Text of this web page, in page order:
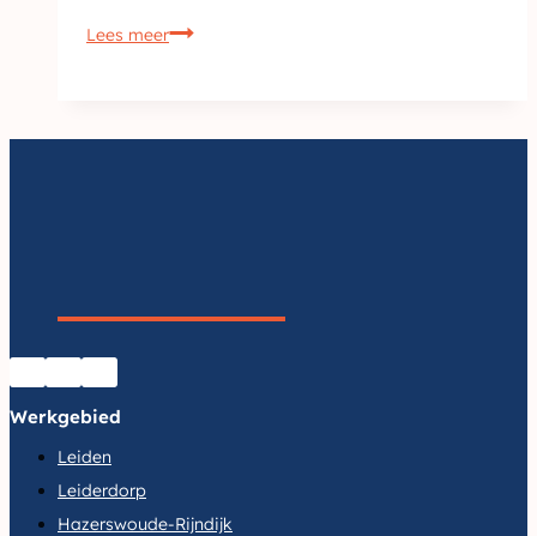
Lees meer
De
gids
naar
succes
Werkgebied
Leiden
Leiderdorp
Hazerswoude-Rijndijk